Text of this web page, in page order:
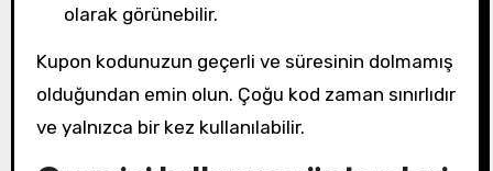
olarak görünebilir.
Kupon kodunuzun geçerli ve süresinin dolmamış
olduğundan emin olun. Çoğu kod zaman sınırlıdır
ve yalnızca bir kez kullanılabilir.